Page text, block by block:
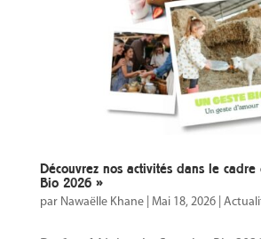
Découvrez nos activités dans le
Bio 2026 »
par Nawaëlle Khane| Mai 18, 2026|